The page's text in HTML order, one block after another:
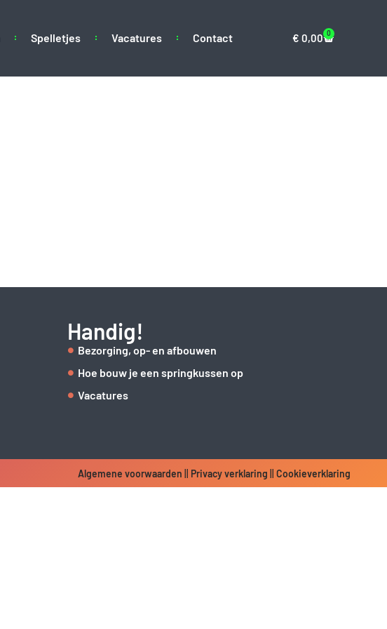
Spelletjes Vacatures Contact € 0,00 0
Handig!
Bezorging, op- en afbouwen
Hoe bouw je een springkussen op
Vacatures
Algemene voorwaarden Privacy verklaring Cookieverklaring